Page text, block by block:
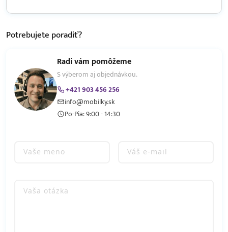
Potrebujete poradiť?
Radi vám pomôžeme
S výberom aj objednávkou.
+421 903 456 256
info@mobilky.sk
Po-Pia: 9:00 - 14:30